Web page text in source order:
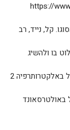
https://
קל, נייד, רב
בו ולהשיג
תוך שניות ניתן לעבור מטיפול באולטרסאונד לטיפול באלקטרותרפיה 2